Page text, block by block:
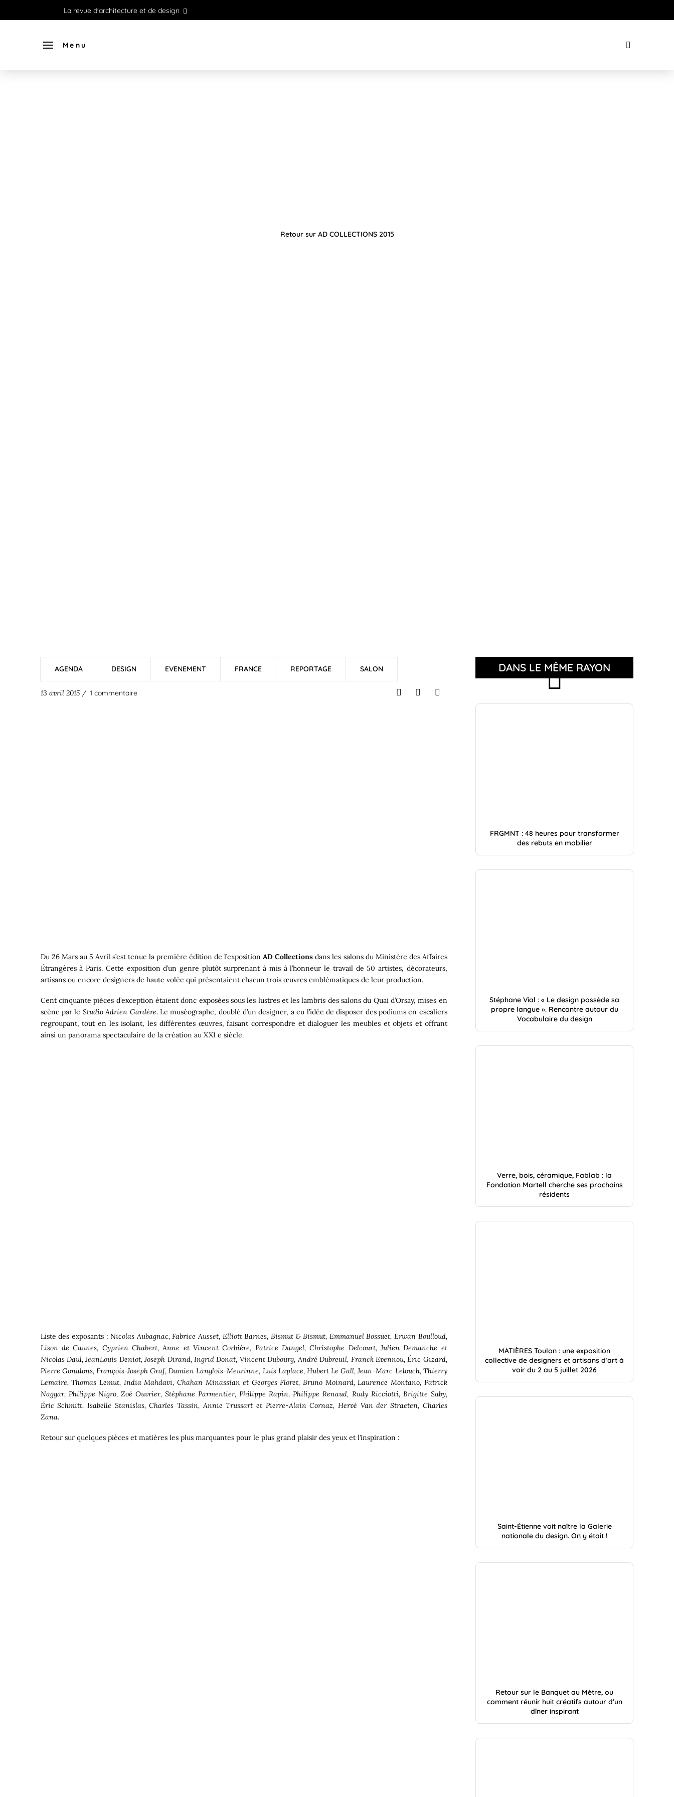
La revue d'architecture et de design
Menu
Retour sur AD COLLECTIONS 2015
AGENDA DESIGN EVENEMENT FRANCE REPORTAGE SALON
13 avril 2015 / 1 commentaire
Du 26 Mars au 5 Avril s’est tenue la première édition de l’expositionAD Collections dans les salons du Ministère des Affaires
Étrangères à Paris. Cette exposition d’un genre plutôt surprenant à mis à l’honneur le travail de 50 artistes, décorateurs,
artisans ou encore designers de haute volée qui présentaient chacun trois œuvres emblématiques de leur production.
Cent cinquante pièces d’exception étaient donc exposées sous les lustres et les lambris des salons du Quai d’Orsay, mises en
scène par le Studio Adrien Gardère. Le muséographe, doublé d’un designer, a eu l’idée de disposer des podiums en escaliers
regroupant, tout en les isolant, les différentes œuvres, faisant correspondre et dialoguer les meubles et objets et offrant
ainsi un panorama spectaculaire de la création au XXI e siècle.
Liste des exposants :Nicolas Aubagnac, Fabrice Ausset, Elliott Barnes, Bismut & Bismut, Emmanuel Bossuet, Erwan Boulloud,
Lison de Caunes, Cyprien Chabert, Anne et Vincent Corbière, Patrice Dangel, Christophe Delcourt, Julien Demanche et
Nicolas Daul, JeanLouis Deniot, Joseph Dirand, Ingrid Donat, Vincent Dubourg, André Dubreuil, Franck Evennou, Éric Gizard,
Pierre Gonalons, François-Joseph Graf, Damien Langlois-Meurinne, Luis Laplace, Hubert Le Gall, Jean-Marc Lelouch, Thierry
Lemaire, Thomas Lemut, India Mahdavi, Chahan Minassian et Georges Floret, Bruno Moinard, Laurence Montano, Patrick
Naggar, Philippe Nigro, Zoé Ouvrier, Stéphane Parmentier, Philippe Rapin, Philippe Renaud, Rudy Ricciotti, Brigitte Saby,
Éric Schmitt, Isabelle Stanislas, Charles Tassin, Annie Trussart et Pierre-Alain Cornaz, Hervé Van der Straeten, Charles
Zana.
Retour sur quelques pièces et matières les plus marquantes pour le plus grand plaisir des yeux et l’inspiration :
DANS LE MÊME RAYON
FRGMNT : 48 heures pour transformer
des rebuts en mobilier
Stéphane Vial : « Le design possède sa
propre langue ». Rencontre autour du
Vocabulaire du design
Verre, bois, céramique, Fablab : la
Fondation Martell cherche ses prochains
résidents
MATIÈRES Toulon : une exposition
collective de designers et artisans d’art à
voir du 2 au 5 juillet 2026
Saint-Étienne voit naître la Galerie
nationale du design. On y était !
Retour sur le Banquet au Mètre, ou
comment réunir huit créatifs autour d’un
dîner inspirant